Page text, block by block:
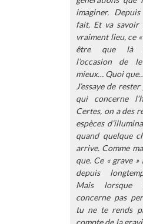
imaginer.
fait. Et va savoir
vraiment lieu, ce
être que là
l’occasion de
mieux… Quoi
J’essaye de
qui concerne
Certes, on a des
espèces
quand quelque
arrive. Comme
que. Ce « grave
depuis
Mais
concerne pas
tu ne te rends